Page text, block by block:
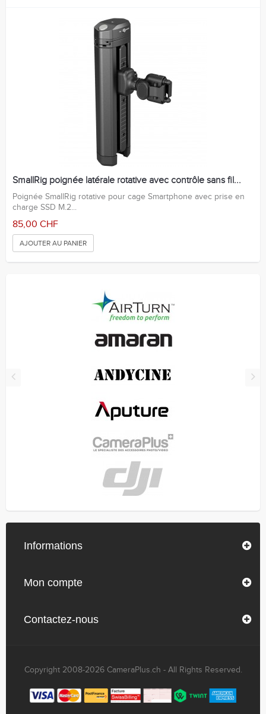
SmallRig poignée latérale rotative avec contrôle sans fil...
Poignée SmallRig rotative pour cage Smartphone avec prise en
charge SSD M.2...
85,00 CHF
AJOUTER AU PANIER
Informations
Mon compte
Contactez-nous
Copyright 2008-2026 CameraPlus.ch - All Rights Reserved.